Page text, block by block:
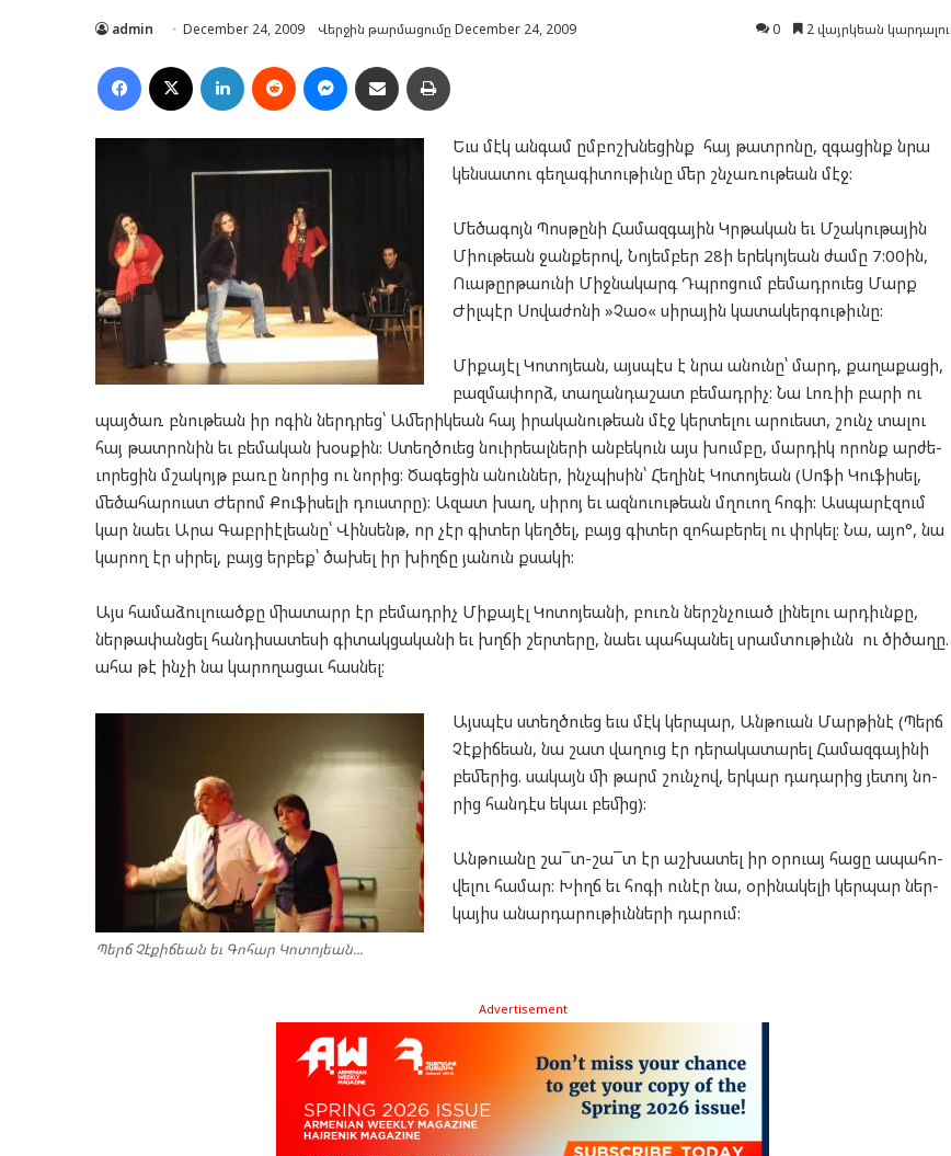
admin December 24, 2009 Վերջին թարմացումը December 24, 2009 0 2 վայրկեան կարդալու
Facebook LinkedIn Reddit MessengerՈւղարկել նամակ
Եւս մէկ ան­գամ ըմ­բոշխ­նե­ցինք հայ թատ­րո­նը, զգա­ցինք նրա
կեն­սա­տու գե­ղա­գի­տու­թիւնը մեր շնչա­ռու­թեան մէջ:
Մե­ծա­գոյն Պոս­թը­նի Հա­մազ­գա­յին Կրթա­կան եւ Մշա­կու­թա­յին
Միու­թեան ջան­քե­րով, Նո­յեմ­բեր 28ի երե­կոյ­եան ժա­մը 7:00ին,
Ուա­թըր­թաու­նի Միջ­նա­կարգ Դպրո­ցում բե­մադր­ուեց Մարք
Ժիլ­պէր Սո­վա­ժո­նի »Չաօ« սի­րա­յին կա­տա­կեր­գու­թիւնը:
Մի­քա­յէլ Կո­տոյ­եան, այս­պէս է նրա անու­նը՝ մարդ, քա­ղա­քա­ցի,
բազ­մա­փորձ, տա­ղան­դա­շատ բե­մադ­րիչ: Նա Լոռիի բա­րի ու
պայ­ծառ բնու­թեան իր ոգին ներդ­րեց՝ Ամե­րիկ­եան հայ իրա­կա­նու­թեան մէջ կեր­տե­լու ար­ուեստ, շունչ տա­լու
հայ թատ­րո­նին եւ բե­մա­կան խօս­քին: Ստեղծ­ուեց նուիր­եալ­նե­րի ան­բե­կուն այս խում­բը, մար­դիկ որոնք ար­ժե­
ւո­րե­ցին մշա­կոյթ բա­ռը նո­րից ու նո­րից: Ծա­գե­ցին անուն­ներ, ինչ­պի­սին՝ Հե­ղի­նէ Կո­տոյ­եան (Սո­ֆի Կու­ֆի­սել,
մե­ծա­հա­րուստ Ժե­րոմ Քու­ֆի­սե­լի դուստ­րը): Ազատ խաղ, սի­րոյ եւ ազ­նուու­թեան մղուող հո­գի: Աս­պա­րէ­զում
կար նա­եւ Արա Գաբ­րիէ­լ­եա­նը՝ Վին­սենթ, որ չէր գի­տեր կեղ­ծել, բայց գի­տեր զո­հա­բե­րել ու փրկել: Նա, այո°, նա
կա­րող էր սի­րել, բայց եր­բեք՝ ծա­խել իր խիղ­ճը յա­նուն քսա­կի:
Այս հա­մա­ձուլ­ուած­քը մի­ա­տարր էր բե­մադ­րիչ Մի­քա­յէլ Կո­տոյ­եա­նի, բուռն ներշնչ­ուած լի­նե­լու ար­դիւն­քը,
ներ­թա­փան­ցել հան­դի­սա­տե­սի գի­տակ­ցա­կա­նի եւ խղճի շեր­տե­րը, նա­եւ պահ­պա­նել սրամ­տու­թիւնն ու ծի­ծա­ղը.
ահա թէ ին­չի նա կա­րո­ղա­ցաւ հաս­նել:
Պերճ Չէքիճեան եւ Գոհար Կոտոյեան...
Այս­պէս ստեղծ­ուեց եւս մէկ կեր­պար, Անթ­ուան Մար­թի­նէ (Պերճ
Չէ­քիճ­եան, նա շատ վա­ղուց էր դե­րա­կա­տա­րել Հա­մազ­գա­յի­նի
բե­մե­րից. սա­կայն մի թարմ շուն­չով, եր­կար դա­դա­րից յե­տոյ նո­
րից հան­դէս եկաւ բե­մից):
Անթ­ուա­նը շա¯տ-շա¯տ էր աշ­խա­տել իր օր­ուայ հա­ցը ապա­հո­
վե­լու հա­մար: Խիղճ եւ հո­գի ու­նէր նա, օրի­նա­կե­լի կեր­պար ներ­
կա­յիս անար­դա­րու­թիւն­նե­րի դա­րում:
Advertisement